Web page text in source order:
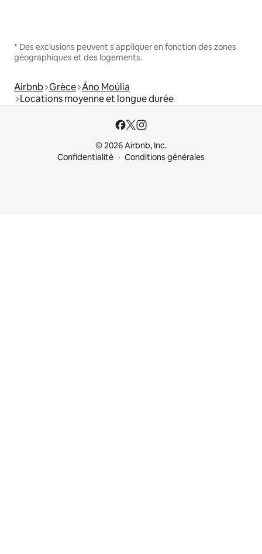
* Des exclusions peuvent s'appliquer en fonction des zones
géographiques et des logements.
Airbnb Grèce Áno Moúlia
Locations moyenne et longue durée
© 2026 Airbnb, Inc.
Confidentialité
Conditions générales